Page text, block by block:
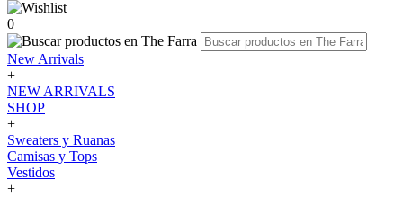
0
New Arrivals
+
NEW ARRIVALS
SHOP
+
Sweaters y Ruanas
Camisas y Tops
Vestidos
+